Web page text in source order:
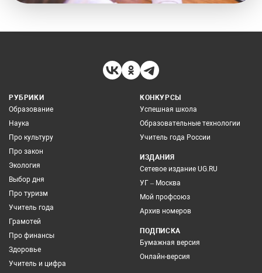
РУБРИКИ
Образование
Наука
Про культуру
Про закон
Экология
Выбор дня
Про туризм
Учитель года
Грамотей
Про финансы
Здоровье
Учитель и цифра
КОНКУРСЫ
Успешная школа
Образовательные технологии
Учитель года России
ИЗДАНИЯ
Сетевое издание UG.RU
УГ – Москва
Мой профсоюз
Архив номеров
ПОДПИСКА
Бумажная версия
Онлайн-версия